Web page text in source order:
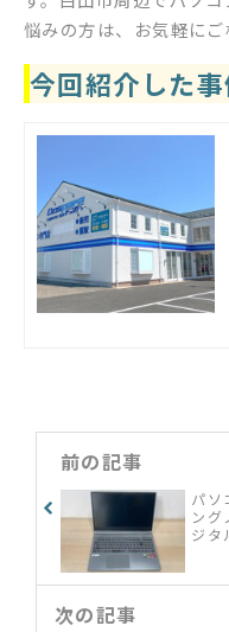
悩みの方は、お気軽にご
今回紹介した
前の記事
パソ
ング
ジタ
次の記事